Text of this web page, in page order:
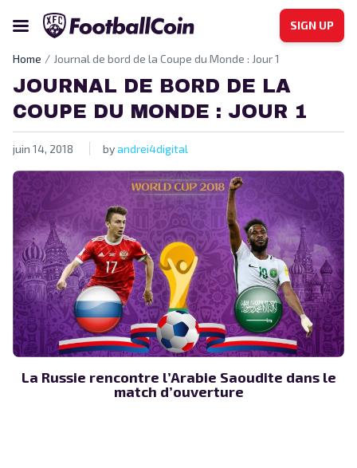
SIGN UP
Home Journal de bord de la Coupe du Monde : Jour 1
JOURNAL DE BORD DE LA
COUPE DU MONDE : JOUR 1
juin 14, 2018 byandrei4digital
La Russie rencontre l’Arabie Saoudite dans le
match d’ouverture